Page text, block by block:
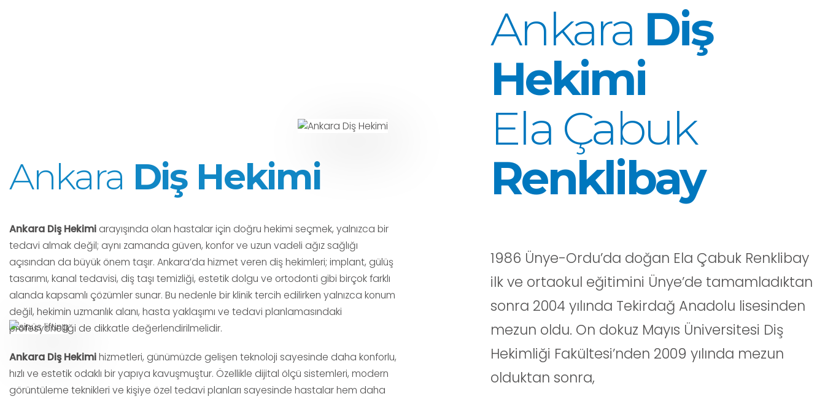
Ankara Diş Hekimi
Ankara Diş Hekimi arayışında olan hastalar için doğru hekimi seçmek, yalnızca bir
tedavi almak değil; aynı zamanda güven, konfor ve uzun vadeli ağız sağlığı
açısından da büyük önem taşır. Ankara’da hizmet veren diş hekimleri; implant, gülüş
tasarımı, kanal tedavisi, diş taşı temizliği, estetik dolgu ve ortodonti gibi birçok farklı
alanda kapsamlı çözümler sunar. Bu nedenle bir klinik tercih edilirken yalnızca konum
değil, hekimin uzmanlık alanı, hasta yaklaşımı ve tedavi planlamasındaki
profesyonelliği de dikkatle değerlendirilmelidir.
Ankara Diş Hekimihizmetleri, günümüzde gelişen teknoloji sayesinde daha konforlu,
hızlı ve estetik odaklı bir yapıya kavuşmuştur. Özellikle dijital ölçü sistemleri, modern
görüntüleme teknikleri ve kişiye özel tedavi planları sayesinde hastalar hem daha
Ankara Diş
Hekimi
Ela Çabuk
Renklibay
1986 Ünye-Ordu’da doğan Ela Çabuk Renklibay
ilk ve ortaokul eğitimini Ünye’de tamamladıktan
sonra 2004 yılında Tekirdağ Anadolu lisesinden
mezun oldu. On dokuz Mayıs Üniversitesi Diş
Hekimliği Fakültesi’nden 2009 yılında mezun
olduktan sonra,